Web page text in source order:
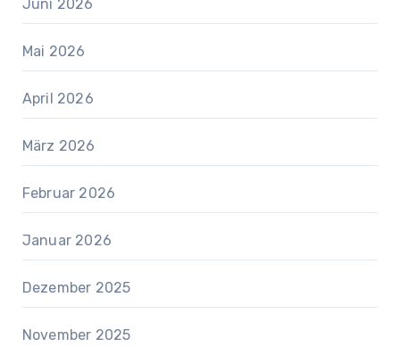
Juni 2026
Mai 2026
April 2026
März 2026
Februar 2026
Januar 2026
Dezember 2025
November 2025